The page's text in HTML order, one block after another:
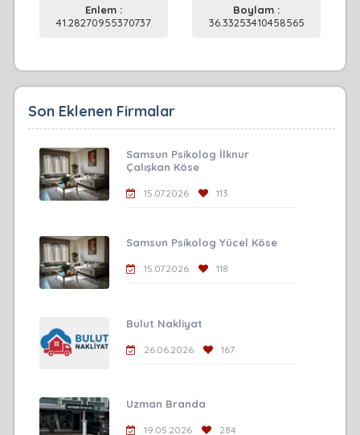
Enlem :
41.28270955370737
Boylam :
36.33253410458565
Son Eklenen Firmalar
Samsun Psikolog İlknur
Çalışkan Köse
15.07.2026 113
Samsun Psikolog Yücel Köse
15.07.2026 118
Bulut Nakliyat
26.06.2026 167
Uzman Branda
19.05.2026 284